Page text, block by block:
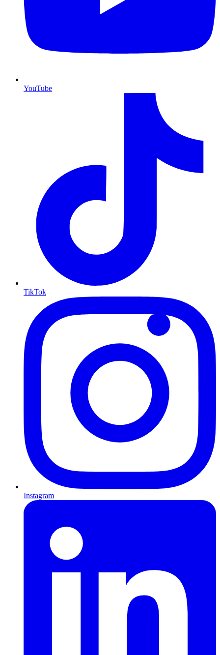
YouTube
TikTok
Instagram